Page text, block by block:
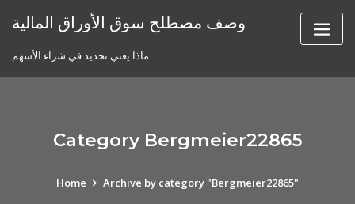
وصف مصطلح سوق الأوراق المالية
ماذا يعني تحديد في شراء الأسهم
Category Bergmeier22865
Home Archive by category "Bergmeier22865"